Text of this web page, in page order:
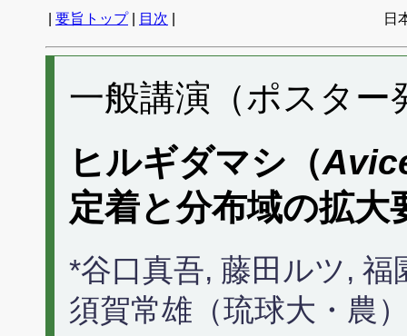
要旨トップ| 目次 日
一般講演（ポスター
ヒルギダマシ（
定着と分布域の拡大
*谷口真吾, 藤田ルツ, 福
須賀常雄（琉球大・農